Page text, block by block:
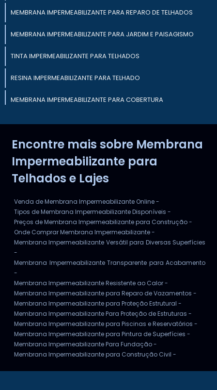
MEMBRANA IMPERMEABILIZANTE PARA REPARO DE TELHADOS
MEMBRANA IMPERMEABILIZANTE PARA JARDIM E PAISAGISMO
TINTA IMPERMEABILIZANTE PARA TELHADOS
RESINA IMPERMEABILIZANTE PARA TELHADO
MEMBRANA IMPERMEABILIZANTE PARA COBERTURA
MEMBRANA IMPERMEABILIZANTE PARA PISCINAS
Encontre mais sobre Membrana
Impermeabilizante para
Telhados e Lajes
Venda de Membrana Impermeabilizante Online -
Tipos de Membrana Impermeabilizante Disponíveis -
Preços de Membrana Impermeabilizante para Construção -
Onde Comprar Membrana Impermeabilizante -
Membrana Impermeabilizante Versátil para Diversas Superfícies
-
Membrana Impermeabilizante Transparente para Acabamento
-
Membrana Impermeabilizante Resistente ao Calor -
Membrana Impermeabilizante para Reparo de Vazamentos -
Membrana Impermeabilizante para Proteção Estrutural -
Membrana Impermeabilizante Para Proteção de Estruturas -
Membrana Impermeabilizante para Piscinas e Reservatórios -
Membrana Impermeabilizante para Pintura de Superfícies -
Membrana Impermeabilizante Para Fundação -
Membrana Impermeabilizante para Construção Civil -